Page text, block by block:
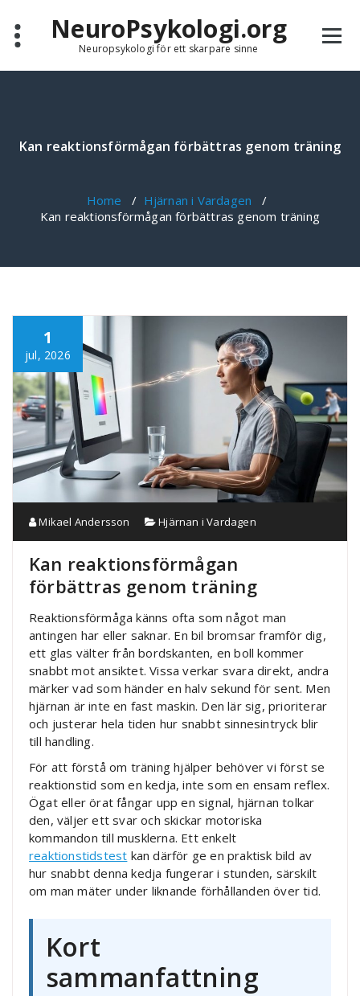
content
NeuroPsykologi.org
Neuropsykologi för ett skarpare sinne
Kan reaktionsförmågan förbättras genom träning
Home / Hjärnan i Vardagen /
Kan reaktionsförmågan förbättras genom träning
1
jul, 2026
Mikael Andersson Hjärnan i Vardagen
Kan reaktionsförmågan
förbättras genom träning
Reaktionsförmåga känns ofta som något man
antingen har eller saknar. En bil bromsar framför dig,
ett glas välter från bordskanten, en boll kommer
snabbt mot ansiktet. Vissa verkar svara direkt, andra
märker vad som händer en halv sekund för sent. Men
hjärnan är inte en fast maskin. Den lär sig, prioriterar
och justerar hela tiden hur snabbt sinnesintryck blir
till handling.
För att förstå om träning hjälper behöver vi först se
reaktionstid som en kedja, inte som en ensam reflex.
Ögat eller örat fångar upp en signal, hjärnan tolkar
den, väljer ett svar och skickar motoriska
kommandon till musklerna. Ett enkelt
reaktionstidstest kan därför ge en praktisk bild av
hur snabbt denna kedja fungerar i stunden, särskilt
om man mäter under liknande förhållanden över tid.
Kort
sammanfattning